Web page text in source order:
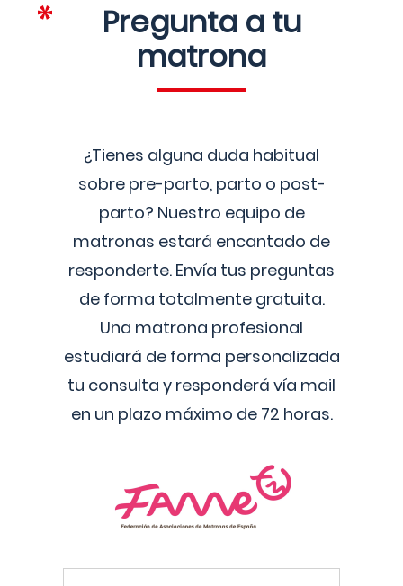
Pregunta a tu
matrona
¿Tienes alguna duda habitual
sobre pre-parto, parto o post-
parto? Nuestro equipo de
matronas estará encantado de
responderte. Envía tus preguntas
de forma totalmente gratuita.
Una matrona profesional
estudiará de forma personalizada
tu consulta y responderá vía mail
en un plazo máximo de 72 horas.